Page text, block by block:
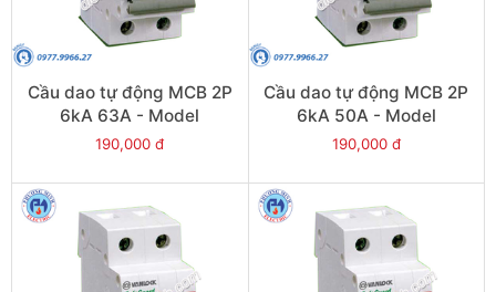
Cầu dao tự động MCB 2P
6kA 63A - Model
PS45S/C2063
190,000 đ
Cầu dao tự động MCB 2P
6kA 50A - Model
PS45S/C2050
190,000 đ